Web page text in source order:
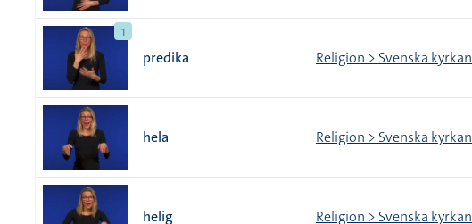
1
predika Religion > Svenska kyrkan
hela Religion > Svenska kyrkan
helig Religion > Svenska kyrkan